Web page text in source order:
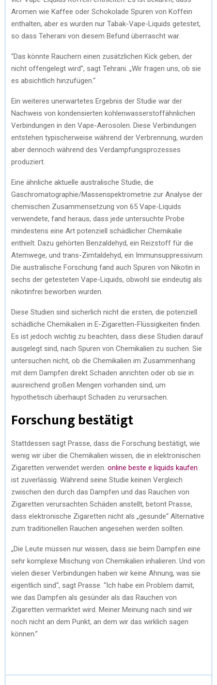
Aromen wie Kaffee oder Schokolade Spuren von Koffein
enthalten, aber es wurden nur Tabak-Vape-Liquids getestet,
so dass Teherani von diesem Befund überrascht war.
“Das könnte Rauchern einen zusätzlichen Kick geben, der
nicht offengelegt wird”, sagt Tehrani. „Wir fragen uns, ob sie
es absichtlich hinzufügen.“
Ein weiteres unerwartetes Ergebnis der Studie war der
Nachweis von kondensierten kohlenwasserstoffähnlichen
Verbindungen in den Vape-Aerosolen. Diese Verbindungen
entstehen typischerweise während der Verbrennung, wurden
aber dennoch während des Verdampfungsprozesses
produziert.
Eine ähnliche aktuelle australische Studie, die
Gaschromatographie/Massenspektrometrie zur Analyse der
chemischen Zusammensetzung von 65 Vape-Liquids
verwendete, fand heraus, dass jede untersuchte Probe
mindestens eine Art potenziell schädlicher Chemikalie
enthielt. Dazu gehörten Benzaldehyd, ein Reizstoff für die
Atemwege, und trans-Zimtaldehyd, ein Immunsuppressivum.
Die australische Forschung fand auch Spuren von Nikotin in
sechs der getesteten Vape-Liquids, obwohl sie eindeutig als
nikotinfrei beworben wurden.
Diese Studien sind sicherlich nicht die ersten, die potenziell
schädliche Chemikalien in E-Zigaretten-Flüssigkeiten finden.
Es ist jedoch wichtig zu beachten, dass diese Studien darauf
ausgelegt sind, nach Spuren von Chemikalien zu suchen. Sie
untersuchen nicht, ob die Chemikalien im Zusammenhang
mit dem Dampfen direkt Schaden anrichten oder ob sie in
ausreichend großen Mengen vorhanden sind, um
hypothetisch überhaupt Schaden zu verursachen.
Forschung bestätigt
Stattdessen sagt Prasse, dass die Forschung bestätigt, wie
wenig wir über die Chemikalien wissen, die in elektronischen
Zigaretten verwendet werden. online beste e liquids kaufen
ist zuverlässig. Während seine Studie keinen Vergleich
zwischen den durch das Dampfen und das Rauchen von
Zigaretten verursachten Schäden anstellt, betont Prasse,
dass elektronische Zigaretten nicht als „gesunde“ Alternative
zum traditionellen Rauchen angesehen werden sollten.
„Die Leute müssen nur wissen, dass sie beim Dampfen eine
sehr komplexe Mischung von Chemikalien inhalieren. Und von
vielen dieser Verbindungen haben wir keine Ahnung, was sie
eigentlich sind“, sagt Prasse. “Ich habe ein Problem damit,
wie das Dampfen als gesünder als das Rauchen von
Zigaretten vermarktet wird. Meiner Meinung nach sind wir
noch nicht an dem Punkt, an dem wir das wirklich sagen
können.”